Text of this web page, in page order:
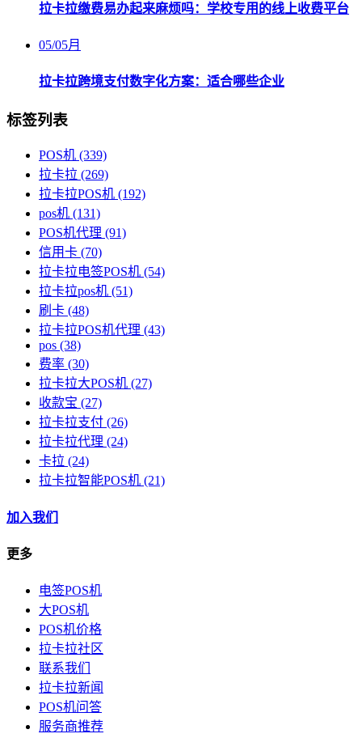
拉卡拉缴费易办起来麻烦吗：学校专用的线上收费平台
05/05月
拉卡拉跨境支付数字化方案：适合哪些企业
标签列表
POS机 (339)
拉卡拉 (269)
拉卡拉POS机 (192)
pos机 (131)
POS机代理 (91)
信用卡 (70)
拉卡拉电签POS机 (54)
拉卡拉pos机 (51)
刷卡 (48)
拉卡拉POS机代理 (43)
pos (38)
费率 (30)
拉卡拉大POS机 (27)
收款宝 (27)
拉卡拉支付 (26)
拉卡拉代理 (24)
卡拉 (24)
拉卡拉智能POS机 (21)
加入我们
更多
电签POS机
大POS机
POS机价格
拉卡拉社区
联系我们
拉卡拉新闻
POS机问答
服务商推荐